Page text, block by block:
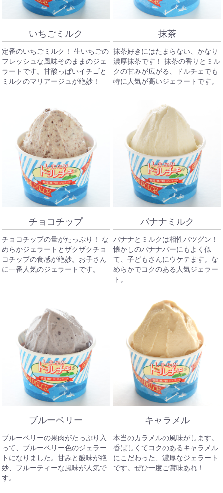
いちごミルク
定番のいちごミルク！ 生いちごの
フレッシュな風味そのままのジェ
ラートです。甘酸っぱいイチゴと
ミルクのマリアージュが絶妙！
抹茶
抹茶好きにはたまらない、かなり
濃厚抹茶です！ 抹茶の香りとミル
クの甘みが広がる、ドルチェでも
特に人気が高いジェラートです。
チョコチップ
チョコチップの量がたっぷり！ な
めらかジェラートとザクザクチョ
コチップの食感が絶妙。お子さん
に一番人気のジェラートです。
バナナミルク
バナナとミルクは相性バツグン！
懐かしのバナナバーにもよく似
て、子どもさんにウケテます。な
めらかでコクのある人気ジェラー
ト。
ブルーベリー
ブルーベリーの果肉がたっぷり入
って、ブルーベリー色のジェラー
トになりました。甘みと酸味が絶
妙、フルーティーな風味が人気で
す。
キャラメル
本当のカラメルの風味がします。
香ばしくてコクのあるキャラメル
にこだわった、濃厚なジェラート
です。ぜひ一度ご賞味あれ！